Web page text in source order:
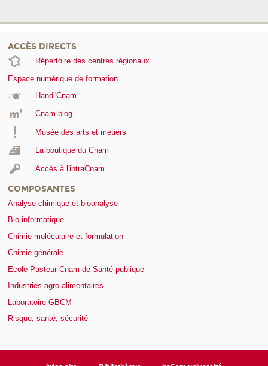
ACCÈS DIRECTS
Répertoire des centres régionaux
Espace numérique de formation
Handi'Cnam
Cnam blog
Musée des arts et métiers
La boutique du Cnam
Accès à l'intraCnam
COMPOSANTES
Analyse chimique et bioanalyse
Bio-informatique
Chimie moléculaire et formulation
Chimie générale
Ecole Pasteur-Cnam de Santé publique
Industries agro-alimentaires
Laboratoire GBCM
Risque, santé, sécurité